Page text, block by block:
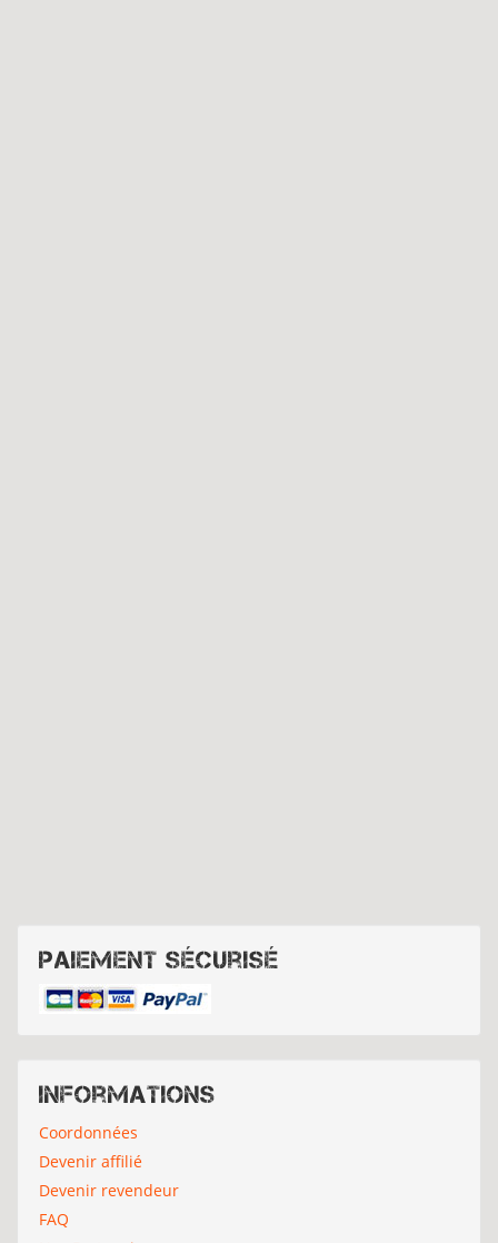
Paiement sécurisé
Informations
Coordonnées
Devenir affilié
Devenir revendeur
FAQ